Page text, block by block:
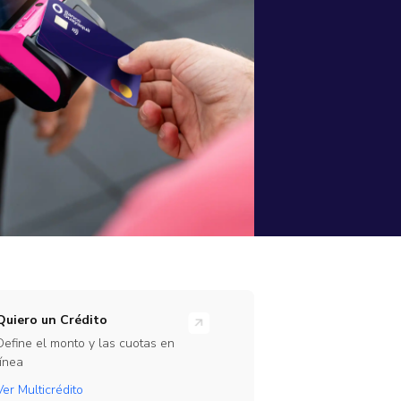
en línea para tu empresa
Beta
de nuestro programa de Beta Testers
un Crédito
el monto y las cuotas en
Multicrédito